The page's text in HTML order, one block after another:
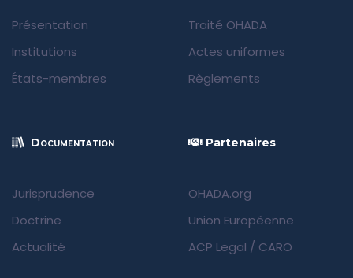
Présentation
Institutions
États-membres
Traité OHADA
Actes uniformes
Règlements
Documentation
Jurisprudence
Doctrine
Actualité
Partenaires
OHADA.org
Union Européenne
ACP Legal / CARO